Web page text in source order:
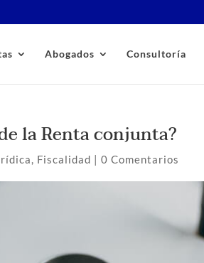
Abogados Consultoría
la Renta conjunta?
, Fiscalidad |0 Comentarios